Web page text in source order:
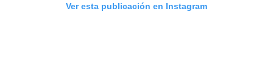
Ver esta publicación en Instagram